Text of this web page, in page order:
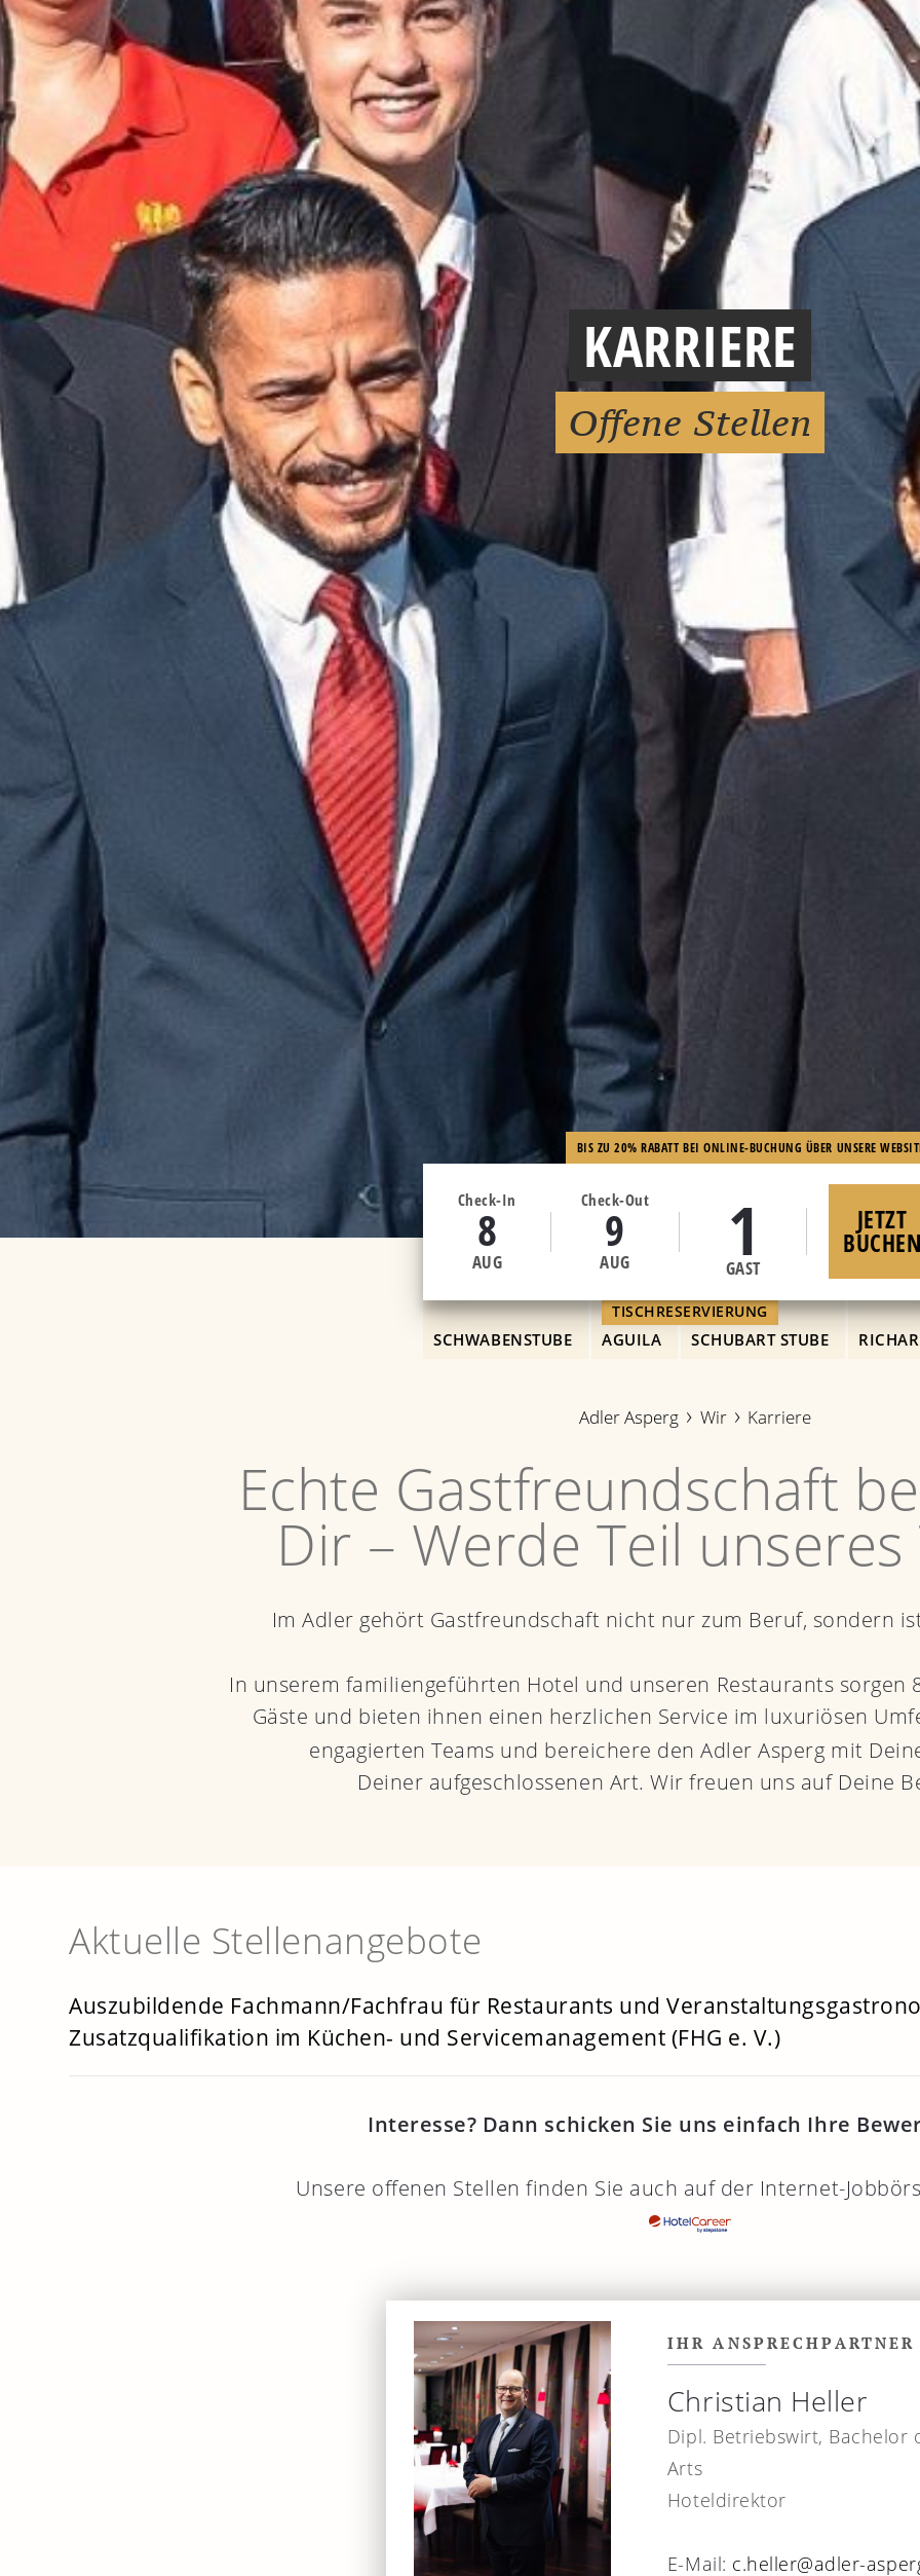
KARRIERE
Offene Stellen
BIS ZU 20% RABATT BEI ONLINE-BUCHUNG ÜBER UNSERE
Check-In
8
AUG
Check-Out
9
AUG 1
GAST
JETZT
TISCHRESERVIERUNG
SCHWABENSTUBE AGUILA SCHUBART STUBE
Adler Asperg Wir Karriere
Echte Gastfreundschaft
Dir – Werde Teil
Im Adler gehört Gastfreundschaft nicht nur zum Beruf, sondern
In unserem familiengeführten Hotel und unseren Restaurants
Gäste und bieten ihnen einen herzlichen Service im luxuriösen
engagierten Teams und bereichere den Adler Asperg mit
Deiner aufgeschlossenen Art. Wir freuen uns auf Deine
Aktuelle Stellenangebote
Auszubildende Fachmann/Fachfrau für Restaurants und
Zusatzqualifikation im Küchen- und Servicemanagement (FHG e. V.)
Interesse? Dann schicken Sie uns einfach Ihre
Unsere offenen Stellen finden Sie auch auf der Internet-
IHR ANSPRECHPARTNER
Christian Heller
Dipl. Betriebswirt, Bachelor
Arts
Hoteldirektor
E-Mail: c.heller@adler-